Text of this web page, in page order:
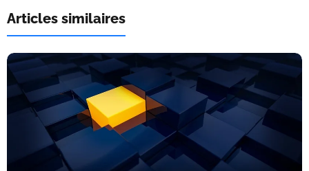
Articles similaires